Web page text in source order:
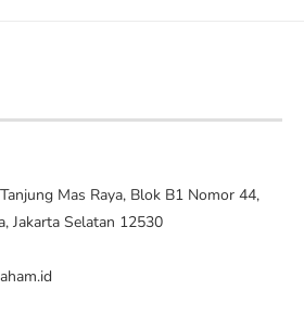
Mas Raya, Blok B1 Nomor 44,
Jakarta Selatan 12530